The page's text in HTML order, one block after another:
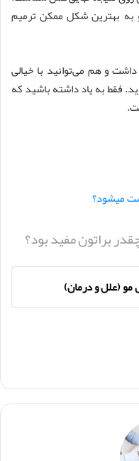
بهترین شکل ممکن ترمیم
و هم می‌توانید با خیالی
فقط به یاد داشته باشید که
میشود؟
براتون مفید بود؟
(علل و درمان)